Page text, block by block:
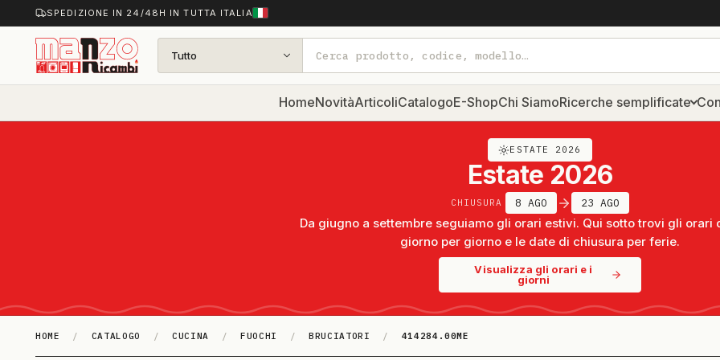
SPEDIZIONE IN 24/48H IN TUTTA ITALIA
Tutto
HomeNovitàArticoliCatalogoE-ShopChi SiamoRicerche semplificate
ESTATE 2026
Estate 2026
CHIUSURA 8 AGO 23 AGO
Da giugno a settembre seguiamo gli orari estivi. Qui sotto trovi gli orari
giorno per giorno e le date di chiusura per ferie.
Visualizza gli orari e i
giorni
HOME / CATALOGO / CUCINA / FUOCHI / BRUCIATORI / 414284.00ME